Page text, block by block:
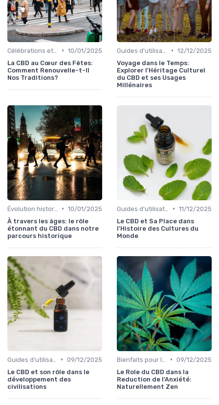
• 10/01/2025
La CBD au Cœur des Fêtes:
Comment Renouvelle-t-Il
Nos Traditions?
• 12/12/2025
Voyage dans le Temps:
Explorer l'Héritage Culturel
du CBD et ses Usages
Millénaires
• 10/01/2025
À travers les âges: le rôle
étonnant du CBD dans notre
parcours historique
• 11/12/2025
Le CBD et Sa Place dans
l'Histoire des Cultures du
Monde
• 09/12/2025
Le CBD et son rôle dans le
développement des
civilisations
• 09/12/2025
Le Role du CBD dans la
Reduction de l'Anxiété:
Naturellement Zen